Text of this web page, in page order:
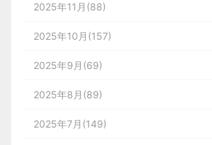
2025年11月(88)
2025年10月(157)
2025年9月(69)
2025年8月(89)
2025年7月(149)